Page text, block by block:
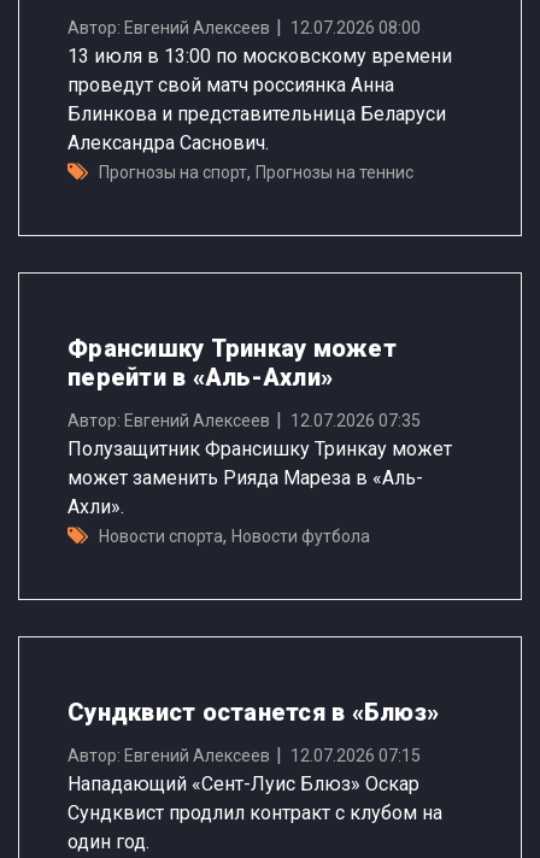
Автор: Евгений Алексеев 12.07.2026 08:00
13 июля в 13:00 по московскому времени
проведут свой матч россиянка Анна
Блинкова и представительница Беларуси
Александра Саснович.
Прогнозы на спорт, Прогнозы на теннис
Франсишку Тринкау может
перейти в «Аль-Ахли»
Автор: Евгений Алексеев 12.07.2026 07:35
Полузащитник Франсишку Тринкау может
может заменить Рияда Мареза в «Аль-
Ахли».
Новости спорта, Новости футбола
Сундквист останется в «Блюз»
Автор: Евгений Алексеев 12.07.2026 07:15
Нападающий «Сент-Луис Блюз» Оскар
Сундквист продлил контракт с клубом на
один год.